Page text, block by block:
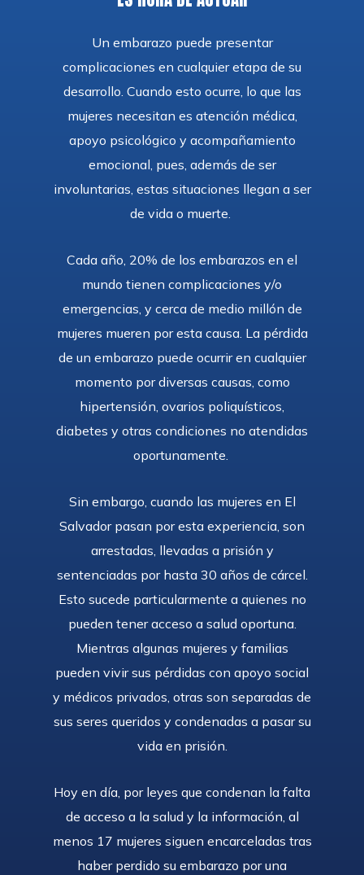
Un embarazo puede presentar
complicaciones en cualquier etapa de su
desarrollo. Cuando esto ocurre, lo que las
mujeres necesitan es atención médica,
apoyo psicológico y acompañamiento
emocional, pues, además de ser
involuntarias, estas situaciones llegan a ser
de vida o muerte.
Cada año, 20% de los embarazos en el
mundo tienen complicaciones y/o
emergencias, y cerca de medio millón de
mujeres mueren por esta causa. La pérdida
de un embarazo puede ocurrir en cualquier
momento por diversas causas, como
hipertensión, ovarios poliquísticos,
diabetes y otras condiciones no atendidas
oportunamente.
Sin embargo, cuando las mujeres en El
Salvador pasan por esta experiencia, son
arrestadas, llevadas a prisión y
sentenciadas por hasta 30 años de cárcel.
Esto sucede particularmente a quienes no
pueden tener acceso a salud oportuna.
Mientras algunas mujeres y familias
pueden vivir sus pérdidas con apoyo social
y médicos privados, otras son separadas de
sus seres queridos y condenadas a pasar su
vida en prisión.
Hoy en día, por leyes que condenan la falta
de acceso a la salud y la información, al
menos 17 mujeres siguen encarceladas tras
haber perdido su embarazo por una